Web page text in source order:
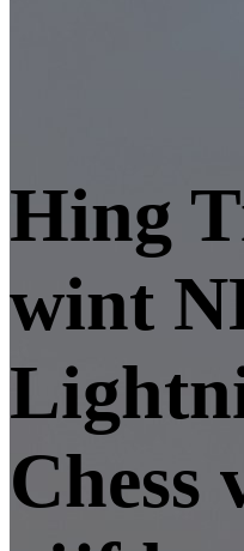
Hing
wint
Chess